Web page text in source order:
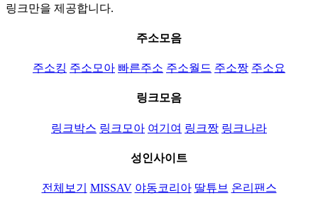
링크만을 제공합니다.
주소모음
주소킹 주소모아 빠른주소 주소월드 주소짱 주소요
링크모음
링크박스 링크모아 여기여 링크짱 링크나라
성인사이트
전체보기 MISSAV 야동코리아 딸튜브 온리팬스